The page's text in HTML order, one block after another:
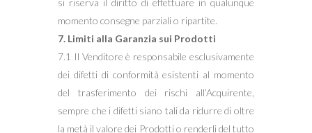
si riserva il diritto di effettuare in qualunque
momento consegne parziali o ripartite.
7. Limiti alla Garanzia sui Prodotti
7.1 Il Venditore è responsabile esclusivamente
dei difetti di conformità esistenti al momento
del trasferimento dei rischi all’Acquirente,
sempre che i difetti siano tali da ridurre di oltre
la metà il valore dei Prodotti o renderli del tutto